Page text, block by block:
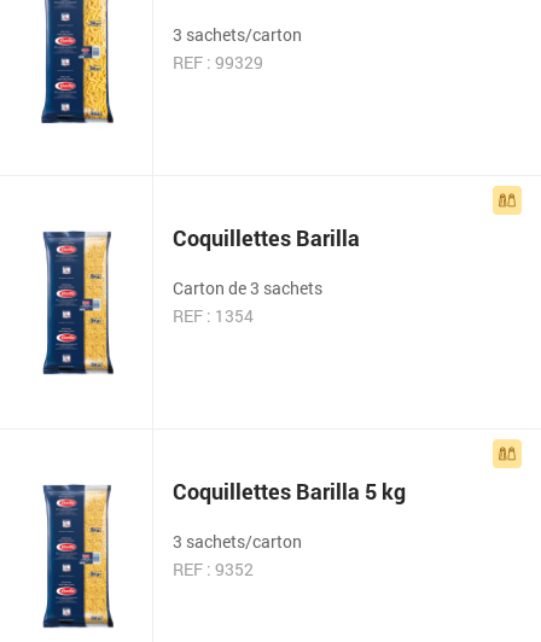
3 sachets/carton
REF : 99329
Coquillettes Barilla
Carton de 3 sachets
REF : 1354
Coquillettes Barilla 5 kg
3 sachets/carton
REF : 9352